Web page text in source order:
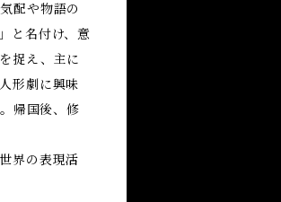
配や物語の
と名付け、意
捉え、主に
形劇に興味
帰国後、修
界の表現活